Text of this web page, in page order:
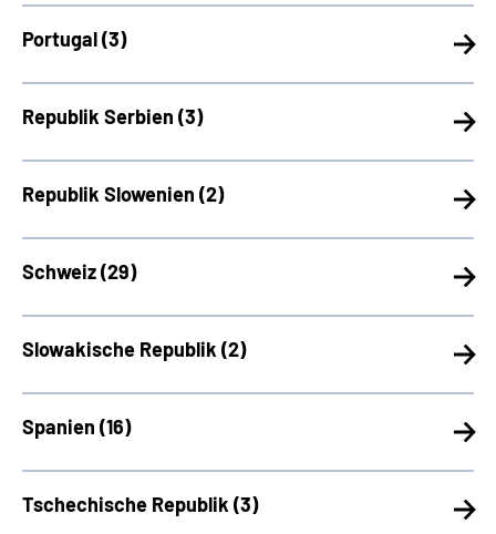
Portugal (3)
Republik Serbien (3)
Republik Slowenien (2)
Schweiz (29)
Slowakische Republik (2)
Spanien (16)
Tschechische Republik (3)